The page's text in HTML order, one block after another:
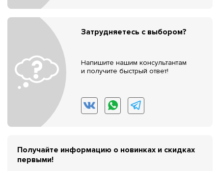
Затрудняетесь с выбором?
Напишите нашим консультантам
и получите быстрый ответ!
Получайте информацию о новинках и скидках
первыми!